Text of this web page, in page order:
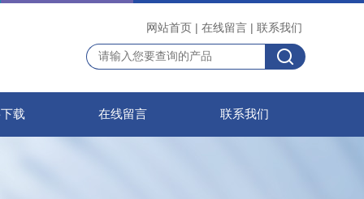
网站首页 | 在线留言 | 联系我们
载 在线留言 联系我们